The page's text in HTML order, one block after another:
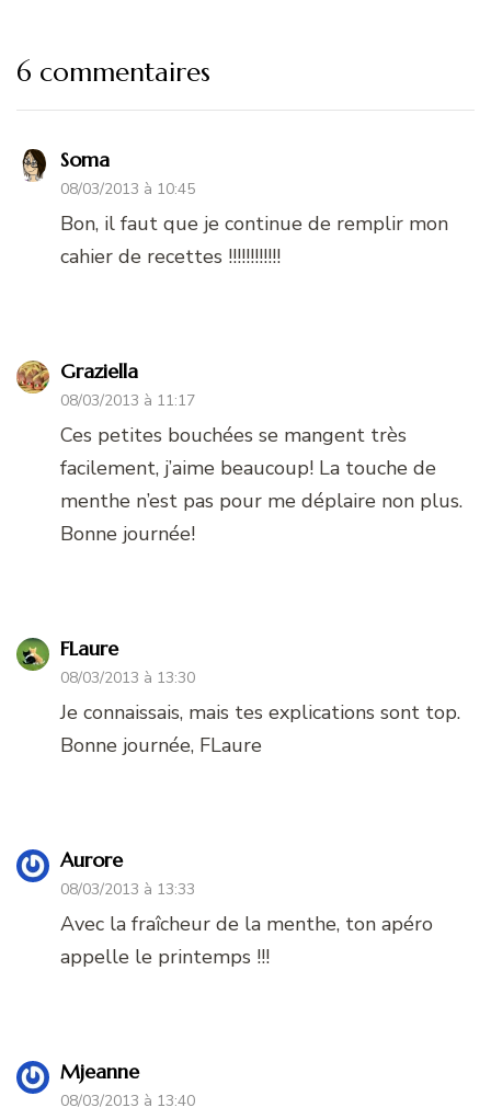
6 commentaires
Soma
08/03/2013 à 10:45
Bon, il faut que je continue de remplir mon
cahier de recettes !!!!!!!!!!!!
Graziella
08/03/2013 à 11:17
Ces petites bouchées se mangent très
facilement, j’aime beaucoup! La touche de
menthe n’est pas pour me déplaire non plus.
Bonne journée!
FLaure
08/03/2013 à 13:30
Je connaissais, mais tes explications sont top.
Bonne journée, FLaure
Aurore
08/03/2013 à 13:33
Avec la fraîcheur de la menthe, ton apéro
appelle le printemps !!!
Mjeanne
08/03/2013 à 13:40